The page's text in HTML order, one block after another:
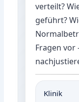
verteilt?
geführt?
Fragen
Klinik